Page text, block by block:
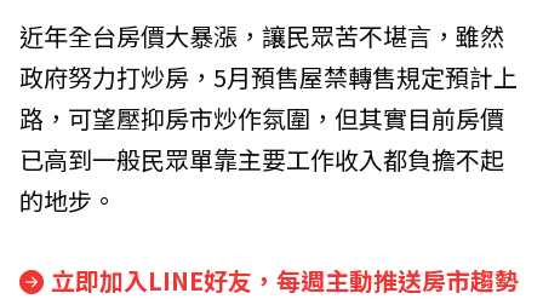
近年全台房價大暴漲，讓民眾苦不堪言，雖然
政府努力打炒房，5月預售屋禁轉售規定預計上
路，可望壓抑房市炒作氛圍，但其實目前房價
已高到一般民眾單靠主要工作收入都負擔不起
的地步。
立即加入LINE好友，每週主動推送房市趨勢